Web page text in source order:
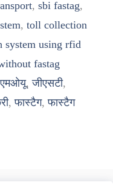
, sbi fastag,
, toll collection
system using rfid
fastag
एमओयू,जीएसटी,
,फास्टैग,फास्टैग